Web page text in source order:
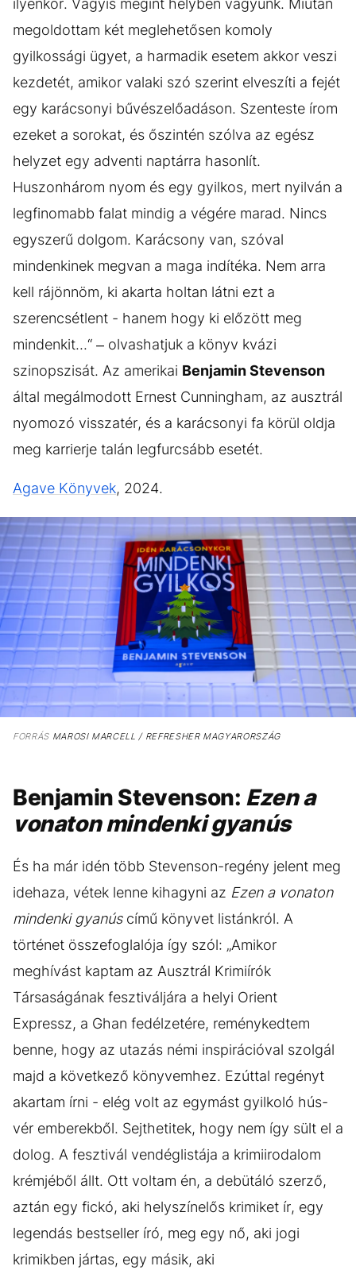
ilyenkor. Vagyis megint helyben vagyunk. Miután
megoldottam két meglehetősen komoly
gyilkossági ügyet, a harmadik esetem akkor veszi
kezdetét, amikor valaki szó szerint elveszíti a fejét
egy karácsonyi bűvészelőadáson. Szenteste írom
ezeket a sorokat, és őszintén szólva az egész
helyzet egy adventi naptárra hasonlít.
Huszonhárom nyom és egy gyilkos, mert nyilván a
legfinomabb falat mindig a végére marad. Nincs
egyszerű dolgom. Karácsony van, szóval
mindenkinek megvan a maga indítéka. Nem arra
kell rájönnöm, ki akarta holtan látni ezt a
szerencsétlent - hanem hogy ki előzött meg
mindenkit...“ – olvashatjuk a könyv kvázi
szinopszisát. Az amerikai Benjamin Stevenson
által megálmodott Ernest Cunningham, az ausztrál
nyomozó visszatér, és a karácsonyi fa körül oldja
meg karrierje talán legfurcsább esetét.
Agave Könyvek, 2024.
FORRÁSMAROSI MARCELL / REFRESHER MAGYARORSZÁG
Benjamin Stevenson: Ezen a
vonaton mindenki gyanús
És ha már idén több Stevenson-regény jelent meg
idehaza, vétek lenne kihagyni az Ezen a vonaton
mindenki gyanúscímű könyvet listánkról. A
történet összefoglalója így szól: „Amikor
meghívást kaptam az Ausztrál Krimiírók
Társaságának fesztiváljára a helyi Orient
Expressz, a Ghan fedélzetére, reménykedtem
benne, hogy az utazás némi inspirációval szolgál
majd a következő könyvemhez. Ezúttal regényt
akartam írni - elég volt az egymást gyilkoló hús-
vér emberekből. Sejthetitek, hogy nem így sült el a
dolog. A fesztivál vendéglistája a krimiirodalom
krémjéből állt. Ott voltam én, a debütáló szerző,
aztán egy fickó, aki helyszínelős krimiket ír, egy
legendás bestseller író, meg egy nő, aki jogi
krimikben jártas, egy másik, aki